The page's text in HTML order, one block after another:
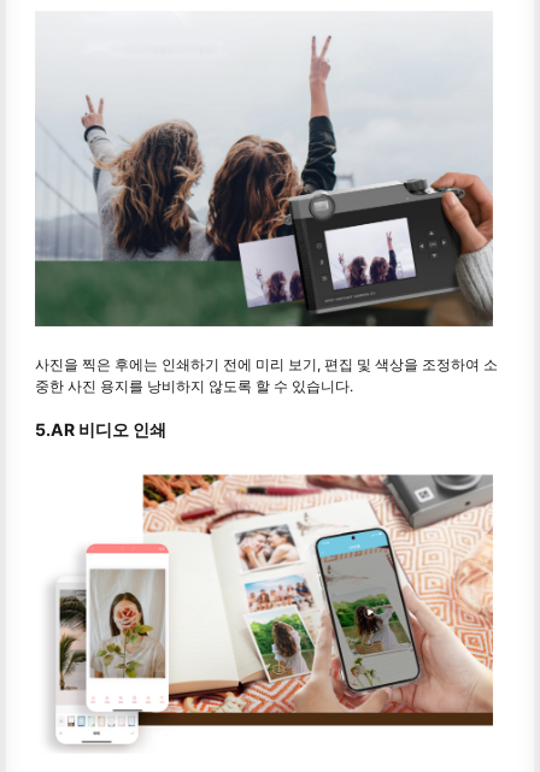
사진을 찍은 후에는 인쇄하기 전에 미리 보기, 편집 및 색상을 조정하여 소
중한 사진 용지를 낭비하지 않도록 할 수 있습니다.
5.AR 비디오 인쇄